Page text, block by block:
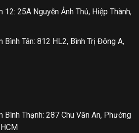
12: 25A Nguyễn Ảnh Thủ, Hiệp Thành,
Bình Tân: 812 HL2, Bình Trị Đông A,
Bình Thạnh: 287 Chu Văn An, Phường